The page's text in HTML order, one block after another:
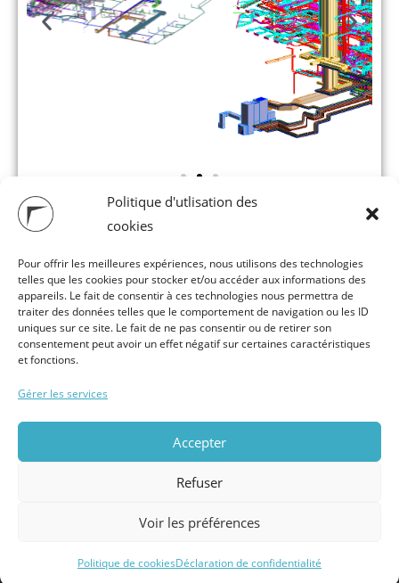
Politique d'utlisation des
cookies
Pour offrir les meilleures expériences, nous utilisons des technologies
telles que les cookies pour stocker et/ou accéder aux informations des
appareils. Le fait de consentir à ces technologies nous permettra de
traiter des données telles que le comportement de navigation ou les ID
uniques sur ce site. Le fait de ne pas consentir ou de retirer son
consentement peut avoir un effet négatif sur certaines caractéristiques
et fonctions.
Gérer les services
Accepter
Refuser
Voir les préférences
Politique de cookiesDéclaration de confidentialité
FLATICON
Partagez cette page